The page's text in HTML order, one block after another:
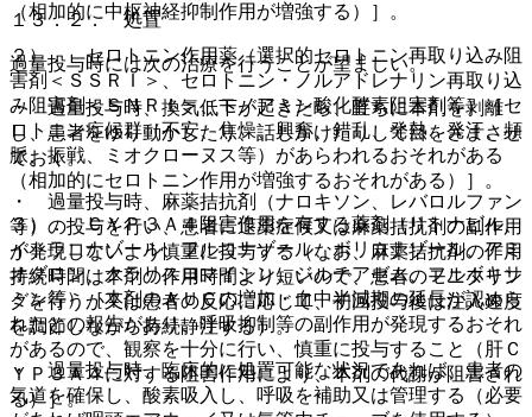
１３．２． 処置
過量投与時には次の治療を行うことが望ましい。
・ 過量投与時、換気低下が起きたら、直ちに本剤を剥離
し、患者をゆり動かしたり、話しかけたりして目をさまさせ
ておく。
・ 過量投与時、麻薬拮抗剤（ナロキソン、レバロルファン
等）の投与を行い、患者に退薬症候又は麻薬拮抗剤の副作用
が発現しないよう慎重に投与する（なお、麻薬拮抗剤の作用
持続時間は本剤の作用時間より短いので、患者のモニタリン
グを行うか又は患者の反応に応じて、初回投与後は注入速度
を調節しながら持続静注する）。
・ 過量投与時、臨床的に処置可能な状況であれば、患者の
気道を確保し、酸素吸入し、呼吸を補助又は管理する（必要
（相加的に中枢神経抑制作用が増強する）］。
２）． セロトニン作用薬（選択的セロトニン再取り込み阻
害剤＜ＳＳＲＩ＞、セロトニン・ノルアドレナリン再取り込
み阻害剤＜ＳＮＲＩ＞、モノアミン酸化酵素阻害剤等）［セ
ロトニン症候群（不安、焦燥、興奮、錯乱、発熱、発汗、頻
脈、振戦、ミオクローヌス等）があらわれるおそれがある
（相加的にセロトニン作用が増強するおそれがある）］。
３）． ＣＹＰ３Ａ４阻害作用を有する薬剤（リトナビル、
イトラコナゾール、フルコナゾール、ボリコナゾール、アミ
オダロン、クラリスロマイシン、ジルチアゼム、フルボキサ
ミン等）［本剤のＡＵＣの増加・血中半減期の延長が認めら
れたとの報告があり、呼吸抑制等の副作用が発現するおそれ
があるので、観察を十分に行い、慎重に投与すること（肝Ｃ
ＹＰ３Ａ４に対する阻害作用により、本剤の代謝が阻害され
る）］。